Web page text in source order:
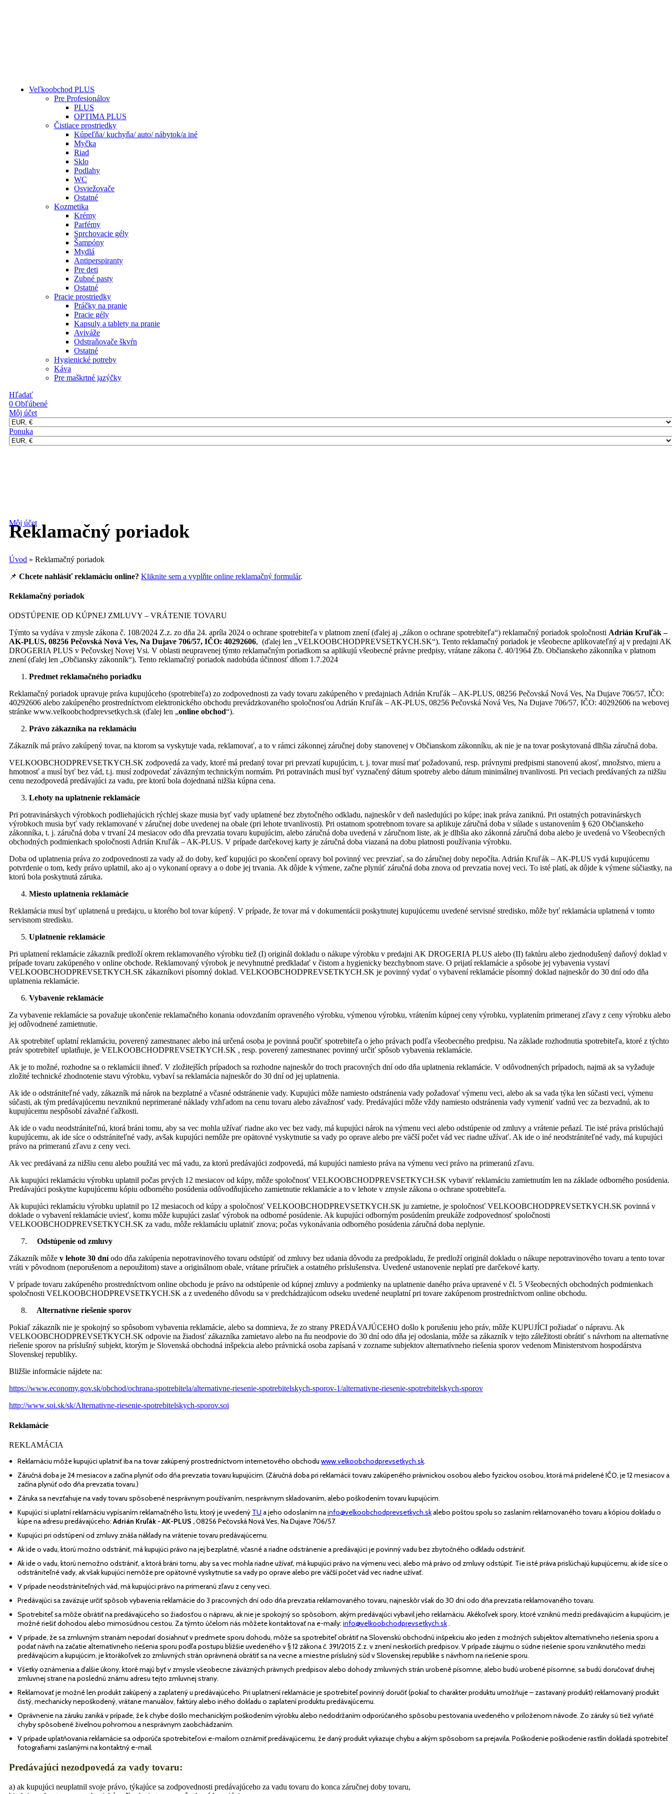
Veľkoobchod PLUS
Pre Profesionálov
PLUS
OPTIMA PLUS
Čistiace prostriedky
Kúpeľňa/ kuchyňa/ auto/ nábytok/a iné
Myčka
Riad
Sklo
Podlahy
WC
Osviežovače
Ostatné
Kozmetika
Krémy
Parfémy
Sprchovacie gély
Šampóny
Mydlá
Antiperspiranty
Pre deti
Zubné pasty
Ostatné
Pracie prostriedky
Práčky na pranie
Pracie gély
Kapsuly a tablety na pranie
Aviváže
Odstraňovače škvŕn
Ostatné
Hygienické potreby
Káva
Pre maškrtné jazýčky
Hľadať
0 Obľúbené
Môj účet
Ponuka
Môj účet
Reklamačný poriadok
Úvod » Reklamačný poriadok
📌 Chcete nahlásiť reklamáciu online? Kliknite sem a vyplňte online reklamačný formulár.
Reklamačný poriadok
ODSTÚPENIE OD KÚPNEJ ZMLUVY – VRÁTENIE TOVARU
Týmto sa vydáva v zmysle zákona č. 108/2024 Z.z. zo dňa 24. apríla 2024 o ochrane spotrebiteľa v platnom znení (ďalej aj „zákon o ochrane spotrebiteľa“) reklamačný poriadok spoločnosti Adrián Kruľák –
AK-PLUS, 08256 Pečovská Nová Ves, Na Dujave 706/57, IČO: 40292606, (ďalej len „VELKOOBCHODPREVSETKYCH.SK“). Tento reklamačný poriadok je všeobecne aplikovateľný aj v predajni AK
DROGERIA PLUS v Pečovskej Novej Vsi. V oblasti neupravenej týmto reklamačným poriadkom sa aplikujú všeobecné právne predpisy, vrátane zákona č. 40/1964 Zb. Občianskeho zákonníka v platnom
znení (ďalej len „Občiansky zákonník“). Tento reklamačný poriadok nadobúda účinnosť dňom 1.7.2024
Predmet reklamačného poriadku
Reklamačný poriadok upravuje práva kupujúceho (spotrebiteľa) zo zodpovednosti za vady tovaru zakúpeného v predajniach Adrián Kruľák – AK-PLUS, 08256 Pečovská Nová Ves, Na Dujave 706/57, IČO:
40292606 alebo zakúpeného prostredníctvom elektronického obchodu prevádzkovaného spoločnosťou Adrián Kruľák – AK-PLUS, 08256 Pečovská Nová Ves, Na Dujave 706/57, IČO: 40292606 na webovej
stránke www.velkoobchodprevsetkych.sk (ďalej len „online obchod“).
Právo zákazníka na reklamáciu
Zákazník má právo zakúpený tovar, na ktorom sa vyskytuje vada, reklamovať, a to v rámci zákonnej záručnej doby stanovenej v Občianskom zákonníku, ak nie je na tovar poskytovaná dlhšia záručná doba.
VELKOOBCHODPREVSETKYCH.SK zodpovedá za vady, ktoré má predaný tovar pri prevzatí kupujúcim, t. j. tovar musí mať požadovanú, resp. právnymi predpismi stanovenú akosť, množstvo, mieru a
hmotnosť a musí byť bez vád, t.j. musí zodpovedať záväzným technickým normám. Pri potravinách musí byť vyznačený dátum spotreby alebo dátum minimálnej trvanlivosti. Pri veciach predávaných za nižšiu
cenu nezodpovedá predávajúci za vadu, pre ktorú bola dojednaná nižšia kúpna cena.
Lehoty na uplatnenie reklamácie
Pri potravinárskych výrobkoch podliehajúcich rýchlej skaze musia byť vady uplatnené bez zbytočného odkladu, najneskôr v deň nasledujúci po kúpe; inak práva zaniknú. Pri ostatných potravinárskych
výrobkoch musia byť vady reklamované v záručnej dobe uvedenej na obale (pri lehote trvanlivosti). Pri ostatnom spotrebnom tovare sa aplikuje záručná doba v súlade s ustanovením § 620 Občianskeho
zákonníka, t. j. záručná doba v trvaní 24 mesiacov odo dňa prevzatia tovaru kupujúcim, alebo záručná doba uvedená v záručnom liste, ak je dlhšia ako zákonná záručná doba alebo je uvedená vo Všeobecných
obchodných podmienkach spoločnosti Adrián Kruľák – AK-PLUS. V prípade darčekovej karty je záručná doba viazaná na dobu platnosti používania výrobku.
Doba od uplatnenia práva zo zodpovednosti za vady až do doby, keď kupujúci po skončení opravy bol povinný vec prevziať, sa do záručnej doby nepočíta. Adrián Kruľák – AK-PLUS vydá kupujúcemu
potvrdenie o tom, kedy právo uplatnil, ako aj o vykonaní opravy a o dobe jej trvania. Ak dôjde k výmene, začne plynúť záručná doba znova od prevzatia novej veci. To isté platí, ak dôjde k výmene súčiastky, na
ktorú bola poskytnutá záruka.
Miesto uplatnenia reklamácie
Reklamácia musí byť uplatnená u predajcu, u ktorého bol tovar kúpený. V prípade, že tovar má v dokumentácii poskytnutej kupujúcemu uvedené servisné stredisko, môže byť reklamácia uplatnená v tomto
servisnom stredisku.
Uplatnenie reklamácie
Pri uplatnení reklamácie zákazník predloží okrem reklamovaného výrobku tiež (I) originál dokladu o nákupe výrobku v predajni AK DROGERIA PLUS alebo (II) faktúru alebo zjednodušený daňový doklad v
prípade tovaru zakúpeného v online obchode. Reklamovaný výrobok je nevyhnutné predkladať v čistom a hygienicky bezchybnom stave. O prijatí reklamácie a spôsobe jej vybavenia vystaví
VELKOOBCHODPREVSETKYCH.SK zákazníkovi písomný doklad. VELKOOBCHODPREVSETKYCH.SK je povinný vydať o vybavení reklamácie písomný doklad najneskôr do 30 dní odo dňa
uplatnenia reklamácie.
Vybavenie reklamácie
Za vybavenie reklamácie sa považuje ukončenie reklamačného konania odovzdaním opraveného výrobku, výmenou výrobku, vrátením kúpnej ceny výrobku, vyplatením primeranej zľavy z ceny výrobku alebo
jej odôvodnené zamietnutie.
Ak spotrebiteľ uplatní reklamáciu, poverený zamestnanec alebo iná určená osoba je povinná poučiť spotrebiteľa o jeho právach podľa všeobecného predpisu. Na základe rozhodnutia spotrebiteľa, ktoré z týchto
práv spotrebiteľ uplatňuje, je VELKOOBCHODPREVSETKYCH.SK , resp. poverený zamestnanec povinný určiť spôsob vybavenia reklamácie.
Ak je to možné, rozhodne sa o reklamácii ihneď. V zložitejších prípadoch sa rozhodne najneskôr do troch pracovných dní odo dňa uplatnenia reklamácie. V odôvodnených prípadoch, najmä ak sa vyžaduje
zložité technické zhodnotenie stavu výrobku, vybaví sa reklamácia najneskôr do 30 dní od jej uplatnenia.
Ak ide o odstrániteľné vady, zákazník má nárok na bezplatné a včasné odstránenie vady. Kupujúci môže namiesto odstránenia vady požadovať výmenu veci, alebo ak sa vada týka len súčasti veci, výmenu
súčasti, ak tým predávajúcemu nevzniknú neprimerané náklady vzhľadom na cenu tovaru alebo závažnosť vady. Predávajúci môže vždy namiesto odstránenia vady vymeniť vadnú vec za bezvadnú, ak to
kupujúcemu nespôsobí závažné ťažkosti.
Ak ide o vadu neodstrániteľnú, ktorá bráni tomu, aby sa vec mohla užívať riadne ako vec bez vady, má kupujúci nárok na výmenu veci alebo odstúpenie od zmluvy a vrátenie peňazí. Tie isté práva prislúchajú
kupujúcemu, ak ide síce o odstrániteľné vady, avšak kupujúci nemôže pre opätovné vyskytnutie sa vady po oprave alebo pre väčší počet vád vec riadne užívať. Ak ide o iné neodstrániteľné vady, má kupujúci
právo na primeranú zľavu z ceny veci.
Ak vec predávaná za nižšiu cenu alebo použitá vec má vadu, za ktorú predávajúci zodpovedá, má kupujúci namiesto práva na výmenu veci právo na primeranú zľavu.
Ak kupujúci reklamáciu výrobku uplatnil počas prvých 12 mesiacov od kúpy, môže spoločnosť VELKOOBCHODPREVSETKYCH.SK vybaviť reklamáciu zamietnutím len na základe odborného posúdenia.
Predávajúci poskytne kupujúcemu kópiu odborného posúdenia odôvodňujúceho zamietnutie reklamácie a to v lehote v zmysle zákona o ochrane spotrebiteľa.
Ak kupujúci reklamáciu výrobku uplatnil po 12 mesiacoch od kúpy a spoločnosť VELKOOBCHODPREVSETKYCH.SK ju zamietne, je spoločnosť VELKOOBCHODPREVSETKYCH.SK povinná v
doklade o vybavení reklamácie uviesť, komu môže kupujúci zaslať výrobok na odborné posúdenie. Ak kupujúci odborným posúdením preukáže zodpovednosť spoločnosti
VELKOOBCHODPREVSETKYCH.SK za vadu, môže reklamáciu uplatniť znova; počas vykonávania odborného posúdenia záručná doba neplynie.
Odstúpenie od zmluvy
Zákazník môže v lehote 30 dníodo dňa zakúpenia nepotravinového tovaru odstúpiť od zmluvy bez udania dôvodu za predpokladu, že predloží originál dokladu o nákupe nepotravinového tovaru a tento tovar
vráti v pôvodnom (neporušenom a nepoužitom) stave a originálnom obale, vrátane príručiek a ostatného príslušenstva. Uvedené ustanovenie neplatí pre darčekové karty.
V prípade tovaru zakúpeného prostredníctvom online obchodu je právo na odstúpenie od kúpnej zmluvy a podmienky na uplatnenie daného práva upravené v čl. 5 Všeobecných obchodných podmienkach
spoločnosti VELKOOBCHODPREVSETKYCH.SK a z uvedeného dôvodu sa v predchádzajúcom odseku uvedené neuplatní pri tovare zakúpenom prostredníctvom online obchodu.
Alternatívne riešenie sporov
Pokiaľ zákazník nie je spokojný so spôsobom vybavenia reklamácie, alebo sa domnieva, že zo strany PREDÁVAJÚCEHO došlo k porušeniu jeho práv, môže KUPUJÍCI požiadať o nápravu. Ak
VELKOOBCHODPREVSETKYCH.SK odpovie na žiadosť zákazníka zamietavo alebo na ňu neodpovie do 30 dní odo dňa jej odoslania, môže sa zákazník v tejto záležitosti obrátiť s návrhom na alternatívne
riešenie sporov na príslušný subjekt, ktorým je Slovenská obchodná inšpekcia alebo právnická osoba zapísaná v zozname subjektov alternatívneho riešenia sporov vedenom Ministerstvom hospodárstva
Slovenskej republiky.
Bližšie informácie nájdete na:
https://www.economy.gov.sk/obchod/ochrana-spotrebitela/alternativne-riesenie-spotrebitelskych-sporov-1/alternativne-riesenie-spotrebitelskych-sporov
http://www.soi.sk/sk/Alternativne-riesenie-spotrebitelskych-sporov.soi
Reklamácie
REKLAMÁCIA
Reklamáciu môže kupujúci uplatniť iba na tovar zakúpený prostredníctvom internetového obchodu www.velkoobchodprevsetkych.sk.
Záručná doba je 24 mesiacov a začína plynúť odo dňa prevzatia tovaru kupujúcim. (Záručná doba pri reklamácii tovaru zakúpeného právnickou osobou alebo fyzickou osobou, ktorá má pridelené IČO, je 12 mesiacov a
začína plynúť odo dňa prevzatia tovaru.)
Záruka sa nevzťahuje na vady tovaru spôsobené nesprávnym používaním, nesprávnym skladovaním, alebo poškodením tovaru kupujúcim.
Kupujúci si uplatní reklamáciu vypísaním reklamačného listu, ktorý je uvedený TU a jeho odoslaním nainfo@velkoobchodprevsetkych.skalebo poštou spolu so zaslaním reklamovaného tovaru a kópiou dokladu o
kúpe na adresu predávajúceho:Adrián Kruľák - AK-PLUS ,08256 Pečovská Nová Ves, Na Dujave 706/57.
Kupujúci pri odstúpení od zmluvy znáša náklady na vrátenie tovaru predávajúcemu.
Ak ide o vadu, ktorú možno odstrániť, má kupujúci právo na jej bezplatné, včasné a riadne odstránenie a predávajúci je povinný vadu bez zbytočného odkladu odstrániť.
Ak ide o vadu, ktorú nemožno odstrániť, a ktorá bráni tomu, aby sa vec mohla riadne užívať, má kupujúci právo na výmenu veci, alebo má právo od zmluvy odstúpiť. Tie isté práva prislúchajú kupujúcemu, ak ide síce o
odstrániteľné vady, ak však kupujúci nemôže pre opätovné vyskytnutie sa vady po oprave alebo pre väčší počet vád vec riadne užívať.
V prípade neodstrániteľných vád, má kupujúci právo na primeranú zľavu z ceny veci.
Predávajúci sa zaväzuje určiť spôsob vybavenia reklamácie do 3 pracovných dní odo dňa prevzatia reklamovaného tovaru, najneskôr však do 30 dní odo dňa prevzatia reklamovaného tovaru.
Spotrebiteľ sa môže obrátiť na predávajúceho so žiadosťou o nápravu, ak nie je spokojný so spôsobom, akým predávajúci vybavil jeho reklamáciu. Akékoľvek spory, ktoré vzniknú medzi predávajúcim a kupujúcim, je
možné riešiť dohodou alebo mimosúdnou cestou. Za týmto účelom nás môžete kontaktovať na e-maily: info@velkoobchodprevsetkych.sk.
V prípade, že sa zmluvným stranám nepodarí dosiahnuť v predmete sporu dohodu, môže sa spotrebiteľ obrátiť na Slovenskú obchodnú inšpekciu ako jeden z možných subjektov alternatívneho riešenia sporu a
podať návrh na začatie alternatívneho riešenia sporu podľa postupu bližšie uvedeného v § 12 zákona č. 391/2015 Z.z. v znení neskorších predpisov. V prípade záujmu o súdne riešenie sporu vzniknutého medzi
predávajúcim a kupujúcim, je ktorákoľvek zo zmluvných strán oprávnená obrátiť sa na vecne a miestne príslušný súd v Slovenskej republike s návrhom na riešenie sporu.
Všetky oznámenia a ďalšie úkony, ktoré majú byť v zmysle všeobecne záväzných právnych predpisov alebo dohody zmluvných strán urobené písomne, alebo budú urobené písomne, sa budú doručovať druhej
zmluvnej strane na poslednú známu adresu tejto zmluvnej strany.
Reklamovať je možné len produkt zakúpený a zaplatený u predávajúceho. Pri uplatnení reklamácie je spotrebiteľ povinný doručiť (pokiaľ to charakter produktu umožňuje – zastavaný produkt) reklamovaný produkt
čistý, mechanicky nepoškodený, vrátane manuálov, faktúry alebo iného dokladu o zaplatení produktu predávajúcemu.
Oprávnenie na záruku zaniká v prípade, že k chybe došlo mechanickým poškodením výrobku alebo nedodržaním odporúčaného spôsobu pestovania uvedeného v priloženom návode. Zo záruky sú tiež vyňaté
chyby spôsobené živelnou pohromou a nesprávnym zaobchádzaním.
V prípade uplatňovania reklamácie sa odporúča spotrebiteľovi e-mailom oznámiť predávajúcemu, že daný produkt vykazuje chybu a akým spôsobom sa prejavila. Poškodenie poškodenie rastlín dokladá spotrebiteľ
fotografiami zaslanými na kontaktný e-mail.
Predávajúci nezodpovedá za vady tovaru:
a) ak kupujúci neuplatnil svoje právo, týkajúce sa zodpovednosti predávajúceho za vadu tovaru do konca záručnej doby tovaru,